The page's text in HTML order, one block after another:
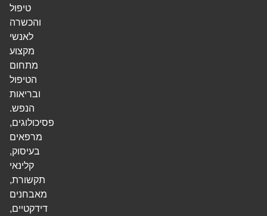
טיפול
והכשרה
לאנשי
מקצוע
מתחום
הטיפול
ובריאות
הנפש.
פסיכולוגים,
מרפאים
בעיסוק,
קלינאי
תקשורת,
מאבחנים
דידקטיים,